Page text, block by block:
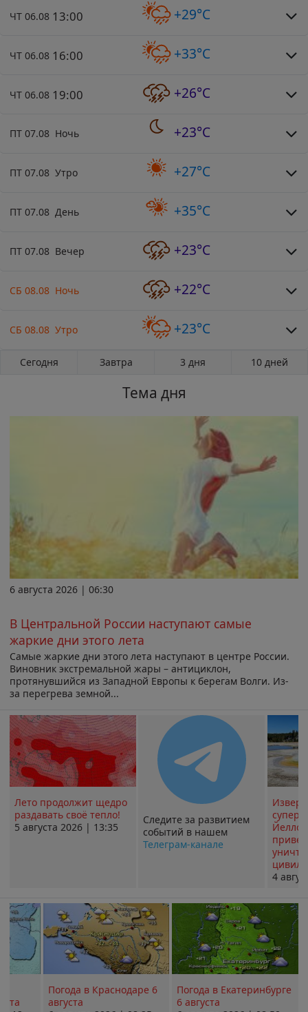
ЧТ 06.08 13:00 +29°C
ЧТ 06.08 16:00 +33°C
ЧТ 06.08 19:00 +26°C
ПТ 07.08 Ночь +23°C
ПТ 07.08 Утро +27°C
ПТ 07.08 День +35°C
ПТ 07.08 Вечер +23°C
СБ 08.08 Ночь +22°C
СБ 08.08 Утро +23°C
Сегодня Завтра 3 дня 10 дней
Тема дня
6 августа 2026 | 06:30
В Центральной России наступают самые
жаркие дни этого лета
Самые жаркие дни этого лета наступают в центре России.
Виновник экстремальной жары – антициклон,
протянувшийся из Западной Европы к берегам Волги. Из-
за перегрева земной...
Лето продолжит щедро
раздавать своё тепло!
5 августа 2026 | 13:35
Следите за развитием
событий в нашем
Телеграм-канале
4
Погода в Краснодаре 6
августа
Погода в Екатеринбурге
6 августа